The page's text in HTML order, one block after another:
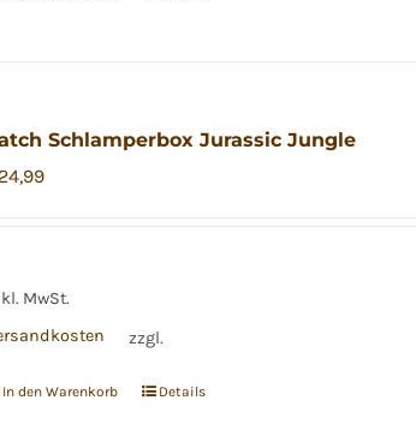
Schlamperbox Jurassic Jungle
24,99
MwSt.
zzgl.
In den Warenkorb Details